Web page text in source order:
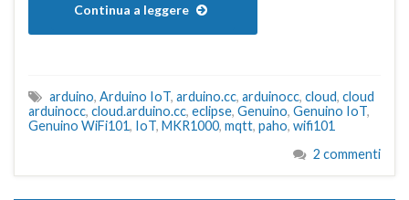
Continua a leggere
arduino, Arduino IoT, arduino.cc, arduinocc, cloud, cloud
arduinocc, cloud.arduino.cc, eclipse, Genuino, Genuino IoT,
Genuino WiFi101, IoT, MKR1000, mqtt, paho, wifi101
2 commenti